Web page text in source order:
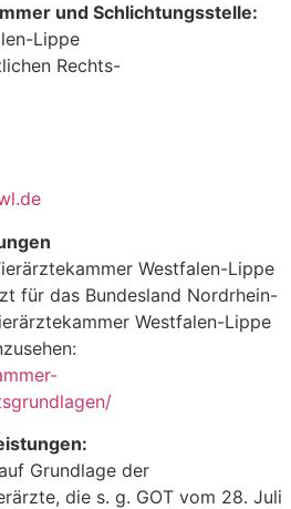
und Schlichtungsstelle:
Lippe
Rechts-
Westfalen-Lippe
für das Bundesland Nordrhein-
Westfalen-Lippe
Grundlage der
die s. g. GOT vom 28. Juli